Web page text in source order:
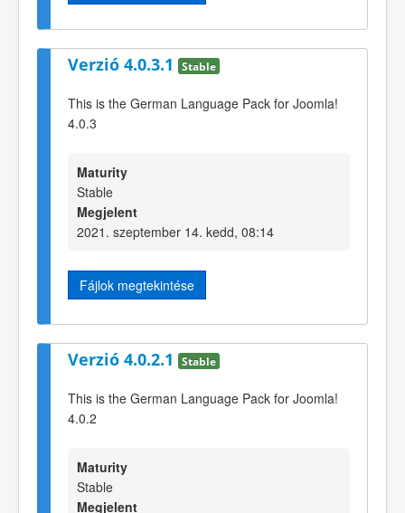
Verzió 4.0.3.1 Stable
This is the German Language Pack for Joomla!
4.0.3
Maturity
Stable
Megjelent
2021. szeptember 14. kedd, 08:14
Fájlok megtekintése
Verzió 4.0.2.1 Stable
This is the German Language Pack for Joomla!
4.0.2
Maturity
Stable
Megjelent